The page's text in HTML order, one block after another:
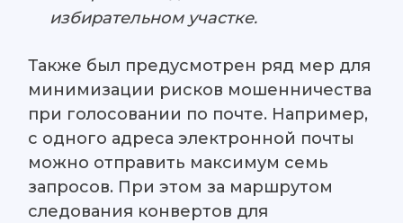
избирательном участке.
Также был предусмотрен ряд мер для
минимизации рисков мошенничества
при голосовании по почте. Например,
с одного адреса электронной почты
можно отправить максимум семь
запросов. При этом за маршрутом
следования конвертов для